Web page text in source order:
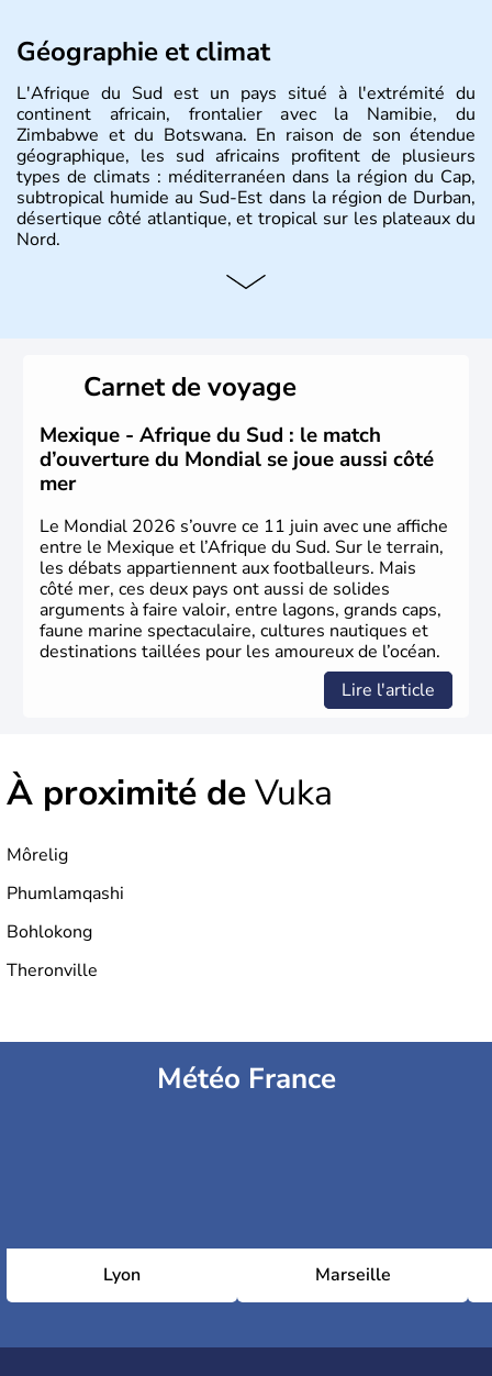
Géographie et climat
L'Afrique du Sud est un pays situé à l'extrémité du
continent africain, frontalier avec la Namibie, du
Zimbabwe et du Botswana. En raison de son étendue
géographique, les sud africains profitent de plusieurs
types de climats : méditerranéen dans la région du Cap,
subtropical humide au Sud-Est dans la région de Durban,
désertique côté atlantique, et tropical sur les plateaux du
Nord.
Histoire et administration
Mandela. Sa capitale administrative est aujourd'hui
Pretoria. L'Afrique du Sud est riche en ressources
minières, notamment avec l'or et le charbon.
Carnet de voyage
Mexique - Afrique du Sud : le match
d’ouverture du Mondial se joue aussi côté
mer
Le Mondial 2026 s’ouvre ce 11 juin avec une affiche
entre le Mexique et l’Afrique du Sud. Sur le terrain,
les débats appartiennent aux footballeurs. Mais
côté mer, ces deux pays ont aussi de solides
arguments à faire valoir, entre lagons, grands caps,
faune marine spectaculaire, cultures nautiques et
destinations taillées pour les amoureux de l’océan.
Lire l'article
À proximité deVuka
Môrelig
Phumlamqashi
Bohlokong
Theronville
Météo France
Lyon Marseille